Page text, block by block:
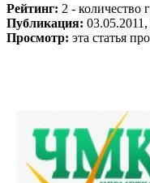
Рейтинг: 2 - количество
Публикация:
Просмотр: эта статья